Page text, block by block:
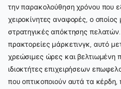
την παρακολούθηση χρόνου που
χειροκίνητες αναφορές, ο
στρατηγικές απόκτησης πελατών.
πρακτορείες μάρκετινγκ, αυτό
χρεώσιμες ώρες και βελτιωμένη
ιδιοκτήτες επιχειρήσεων
που οπτικοποιούν αυτά τα